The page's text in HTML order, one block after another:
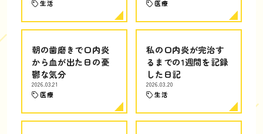
生活 医療
朝の歯磨きで口内炎
から血が出た日の憂
鬱な気分
2026.03.21
医療
私の口内炎が完治す
るまでの1週間を記録
した日記
2026.03.20
生活